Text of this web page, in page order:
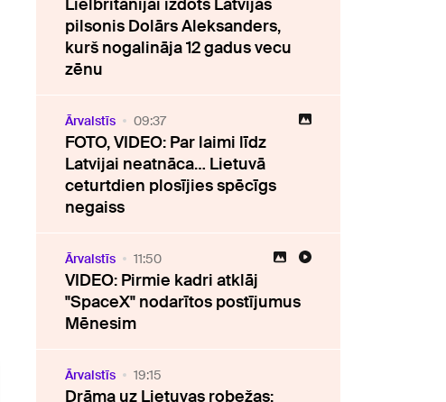
Lielbritānijai izdots Latvijas
pilsonis Dolārs Aleksanders,
kurš nogalināja 12 gadus vecu
zēnu
Ārvalstīs 09:37
FOTO, VIDEO: Par laimi līdz
Latvijai neatnāca… Lietuvā
ceturtdien plosījies spēcīgs
negaiss
Ārvalstīs 11:50
VIDEO: Pirmie kadri atklāj
"SpaceX" nodarītos postījumus
Mēnesim
Ārvalstīs 19:15
Drāma uz Lietuvas robežas: